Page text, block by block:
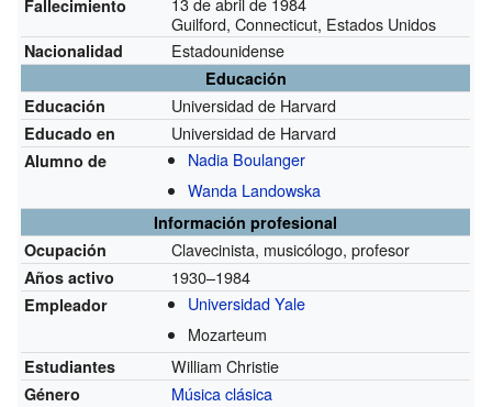
Fallecimiento
Guilford, Connecticut, Estados Unidos
Nacionalidad Estadounidense
Educación
Educación
Universidad de Harvard
Educado en Universidad de Harvard
Alumno de
Nadia Boulanger
Wanda Landowska
Información profesional
Ocupación
Clavecinista, musicólogo, profesor
Años activo 1930–1984
Empleador
Universidad Yale
Mozarteum
Estudiantes William Christie
Género Música clásica